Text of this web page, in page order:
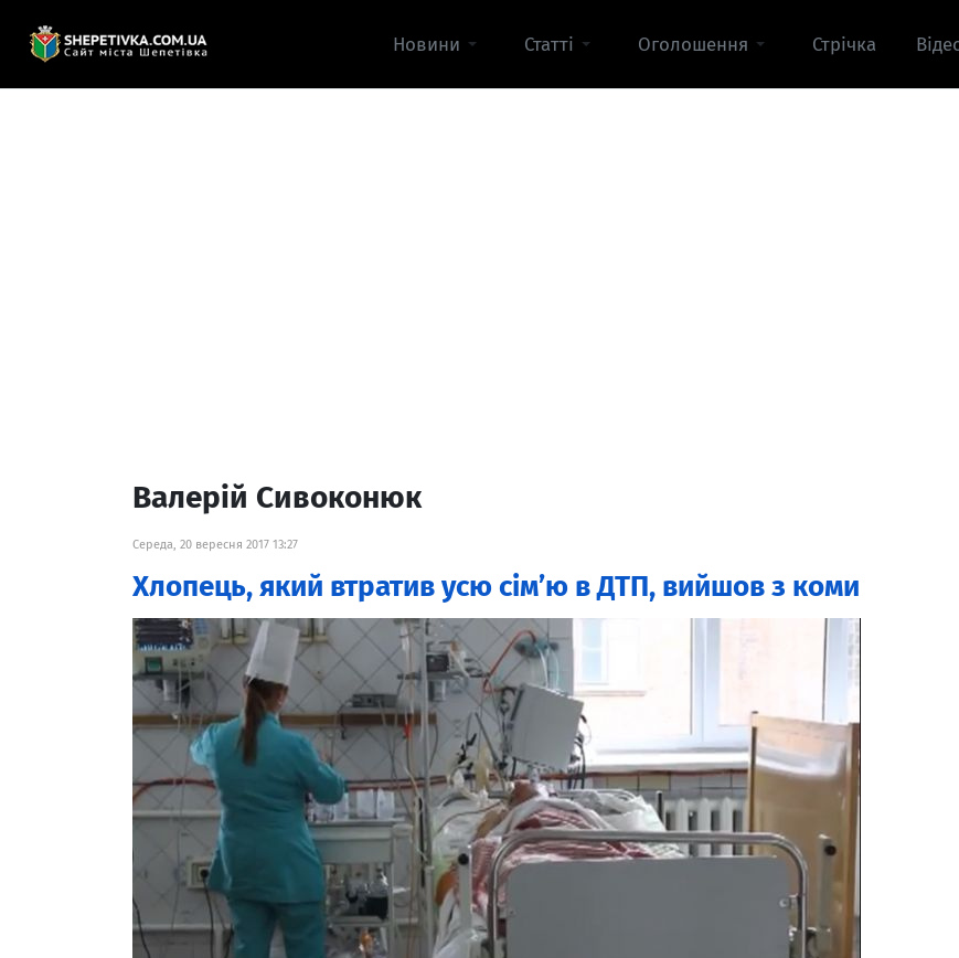
Новини Статті Оголошення Стрічка
Валерій Сивоконюк
Середа, 20 вересня 2017 13:27
Хлопець, який втратив усю сім’ю в ДТП, вийшов з коми